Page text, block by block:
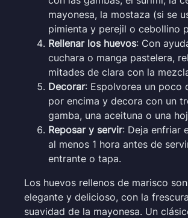
mayonesa, la mostaza (si se
pimienta y perejil o cebollino
Rellenar los huevos: Con
cuchara o manga pastelera,
mitades de clara con la
Decorar: Espolvorea un poco
por encima y decora con un
gamba, una aceituna o una
Reposar y servir: Deja enfriar
al menos 1 hora antes de
entrante o tapa.
Los huevos rellenos de marisco
elegante y delicioso, con la
suavidad de la mayonesa. Un